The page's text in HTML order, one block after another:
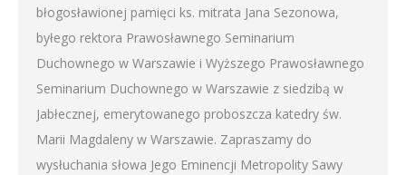
błogosławionej pamięci ks. mitrata Jana Sezonowa,
byłego rektora Prawosławnego Seminarium
Duchownego w Warszawie i Wyższego Prawosławnego
Seminarium Duchownego w Warszawie z siedzibą w
Jabłecznej, emerytowanego proboszcza katedry św.
Marii Magdaleny w Warszawie. Zapraszamy do
wysłuchania słowa Jego Eminencji Metropolity Sawy